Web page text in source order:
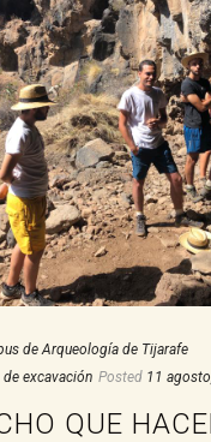
de Arqueología de Tijarafe
excavación Posted 11
QUE